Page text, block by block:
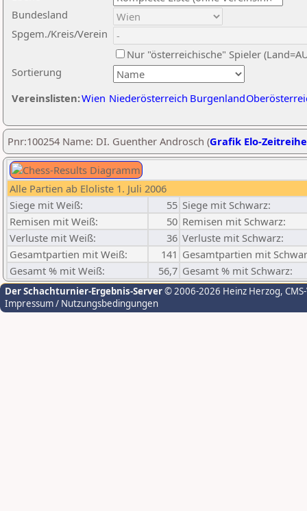
Sortierung
Bundesland
Spgem./Kreis/Verein
Nur "österreichische" Spieler
Vereinslisten:Wien Niederösterreich Burgenland
Pnr:100254 Name: DI. Guenther Androsch (Grafik Elo-Zeitreihe
Alle Partien ab Eloliste 1. Juli 2006
Siege mit Weiß:
55 Siege mit Schwarz:
Remisen mit Weiß:
50 Remisen mit Schwarz:
Verluste mit Weiß:
36 Verluste mit Schwarz:
Gesamtpartien mit Weiß:
141 Gesamtpartien mit
Gesamt % mit Weiß:
56,7 Gesamt % mit Schwarz:
Der Schachturnier-Ergebnis-Server© 2006-2026 Heinz Herzog,
Impressum / Nutzungsbedingungen